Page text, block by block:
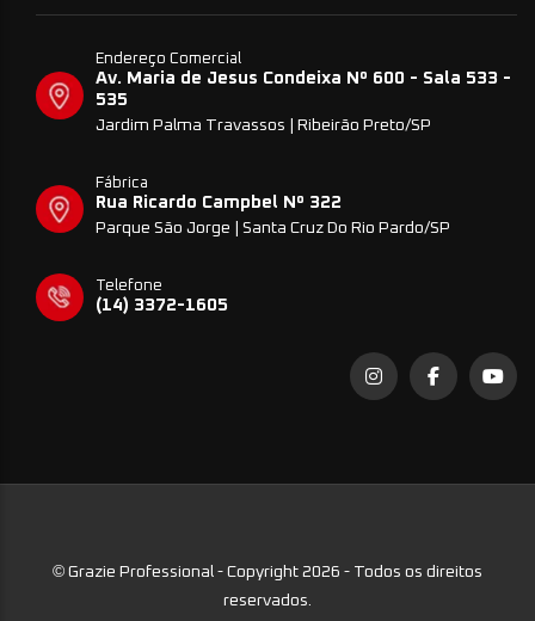
Endereço Comercial
Av. Maria de Jesus Condeixa Nº 600 - Sala 533 -
535
Jardim Palma Travassos | Ribeirão Preto/SP
Fábrica
Rua Ricardo Campbel Nº 322
Parque São Jorge | Santa Cruz Do Rio Pardo/SP
Telefone
(14) 3372-1605
© Grazie Professional - Copyright 2026 - Todos os direitos
reservados.